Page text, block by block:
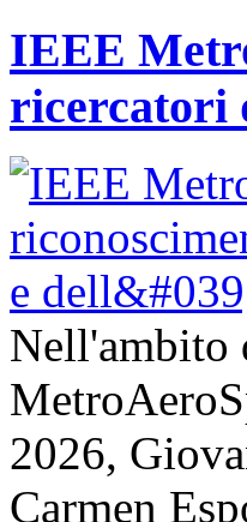
IEEE
ricercatori
Nell'ambito
2026,
Carmen